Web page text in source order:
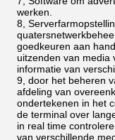
werken.
8,
goedkeuren aan
uitzenden van media
informatie van
9, door het beheren
afdeling van
ondertekenen in het
de terminal over
in real time
van verschillende